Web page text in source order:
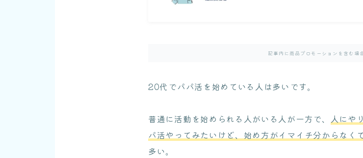
記事内に商品プロモーションを含む場
20代でパパ活を始めている人は多いです。
普通に活動を始められる人がいる人が一方で、 人にや
パ活やってみたいけど、始め方がイマイチ分からなく
多い。